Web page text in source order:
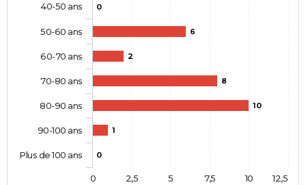
0
6
2
8
10
1
0
40-50 ans
50-60 ans
60-70 ans
70-80 ans
80-90 ans
90-100 ans
Plus de 100 ans
0 10
2,5 5 7,5 12,5